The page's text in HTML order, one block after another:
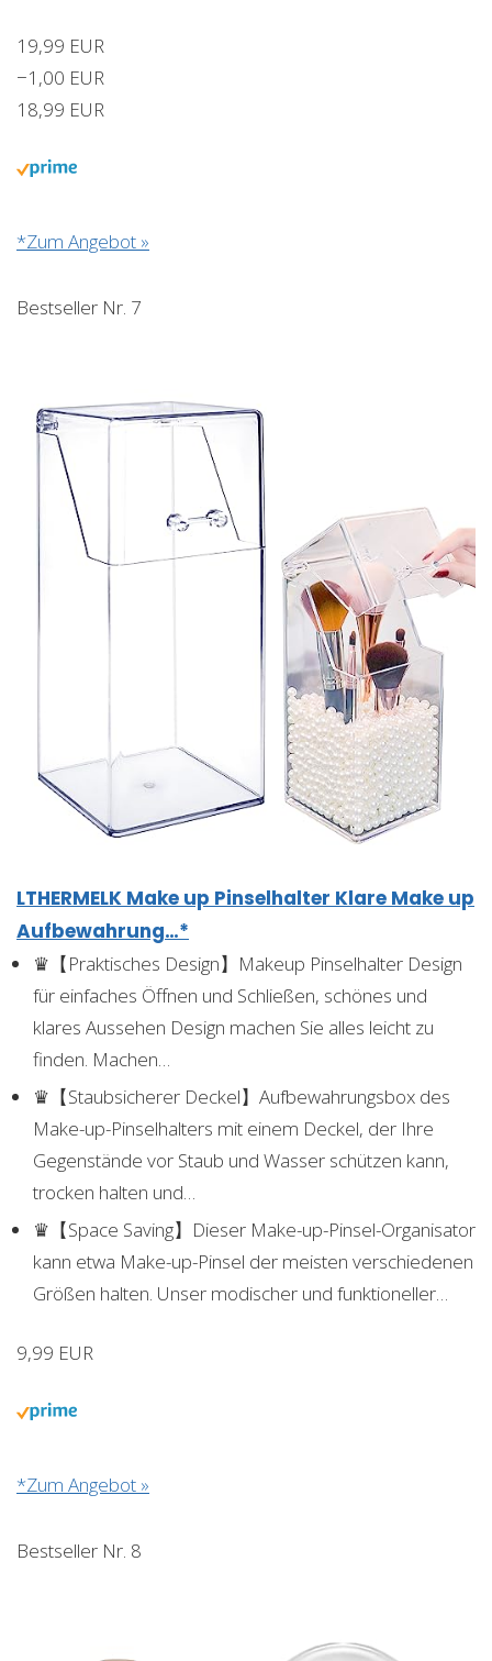
19,99 EUR
−1,00 EUR
18,99 EUR
*Zum Angebot »
Bestseller Nr. 7
LTHERMELK Make up Pinselhalter Klare Make up
Aufbewahrung…*
♛【Praktisches Design】Makeup Pinselhalter Design
für einfaches Öffnen und Schließen, schönes und
klares Aussehen Design machen Sie alles leicht zu
finden. Machen…
♛【Staubsicherer Deckel】Aufbewahrungsbox des
Make-up-Pinselhalters mit einem Deckel, der Ihre
Gegenstände vor Staub und Wasser schützen kann,
trocken halten und…
♛【Space Saving】Dieser Make-up-Pinsel-Organisator
kann etwa Make-up-Pinsel der meisten verschiedenen
Größen halten. Unser modischer und funktioneller…
9,99 EUR
*Zum Angebot »
Bestseller Nr. 8